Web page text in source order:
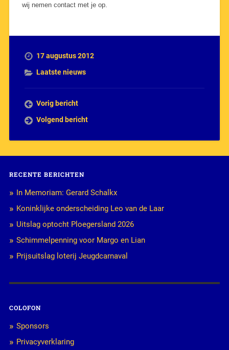
wij nemen contact met je op.
17 augustus 2012
Laatste nieuws
Vorig bericht
Volgend bericht
RECENTE BERICHTEN
In Memoriam: Gerard Schalkx
Koninklijke onderscheiding Leo van de Laar
Uitslag optocht Ploegersland 2026
Schimmelpenning voor Margo en Lian
Prijsuitslag loterij Jeugdcarnaval
COLOFON
Sponsors
Privacyverklaring